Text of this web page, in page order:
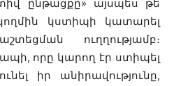
ընթացքը» այսպես թե
կստիպի կատարել
ուղղությամբ։
որը կարող էր ստիպել
իր անիրավությունը,